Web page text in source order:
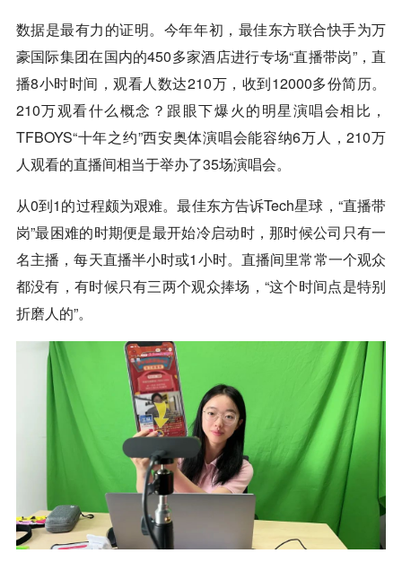
数据是最有力的证明。今年年初，最佳东方联合快手为万
豪国际集团在国内的450多家酒店进行专场“直播带岗”，直
播8小时时间，观看人数达210万，收到12000多份简历。
210万观看什么概念？跟眼下爆火的明星演唱会相比，
TFBOYS“十年之约”西安奥体演唱会能容纳6万人，210万
人观看的直播间相当于举办了35场演唱会。
从0到1的过程颇为艰难。最佳东方告诉Tech星球，“直播带
岗”最困难的时期便是最开始冷启动时，那时候公司只有一
名主播，每天直播半小时或1小时。直播间里常常一个观众
都没有，有时候只有三两个观众捧场，“这个时间点是特别
折磨人的”。